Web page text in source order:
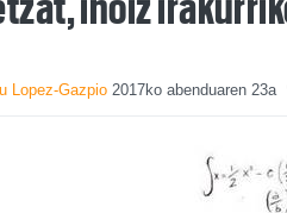
Lopez-Gazpio 2017ko abenduaren 23a